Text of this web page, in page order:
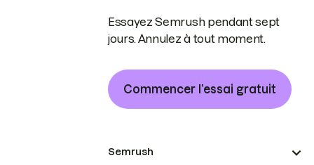
Essayez Semrush pendant sept
jours. Annulez à tout moment.
Commencer l’essai gratuit
Semrush